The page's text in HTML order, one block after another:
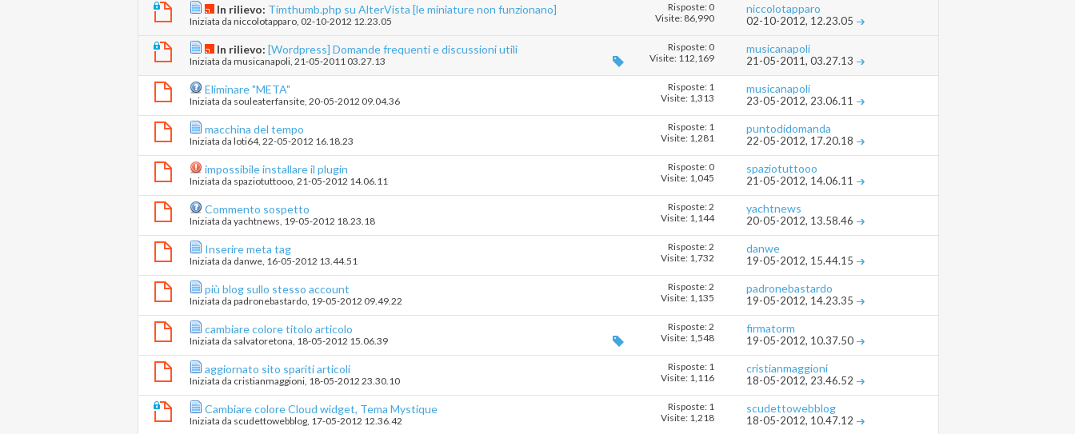
In rilievo: Timthumb.php su AlterVista [le miniature non funzionano]
Iniziata da niccolotapparo‎, 02-10-2012 12.23.05
Risposte: 0
Visite: 86,990
niccolotapparo
02-10-2012, 12.23.05
In rilievo: [Wordpress] Domande frequenti e discussioni utili
Iniziata da musicanapoli‎, 21-05-2011 03.27.13
Risposte: 0
Visite: 112,169
musicanapoli
21-05-2011, 03.27.13
Eliminare "META"
Iniziata da souleaterfansite‎, 20-05-2012 09.04.36
Risposte: 1
Visite: 1,313
musicanapoli
23-05-2012, 23.06.11
macchina del tempo
Iniziata da loti64‎, 22-05-2012 16.18.23
Risposte: 1
Visite: 1,281
puntodidomanda
22-05-2012, 17.20.18
impossibile installare il plugin
Iniziata da spaziotuttooo‎, 21-05-2012 14.06.11
Risposte: 0
Visite: 1,045
spaziotuttooo
21-05-2012, 14.06.11
Commento sospetto
Iniziata da yachtnews‎, 19-05-2012 18.23.18
Risposte: 2
Visite: 1,144
yachtnews
20-05-2012, 13.58.46
Inserire meta tag
Iniziata da danwe‎, 16-05-2012 13.44.51
Risposte: 2
Visite: 1,732
danwe
19-05-2012, 15.44.15
più blog sullo stesso account
Iniziata da padronebastardo‎, 19-05-2012 09.49.22
Risposte: 2
Visite: 1,135
padronebastardo
19-05-2012, 14.23.35
cambiare colore titolo articolo
Iniziata da salvatoretona‎, 18-05-2012 15.06.39
Risposte: 2
Visite: 1,548
firmatorm
19-05-2012, 10.37.50
aggiornato sito spariti articoli
Iniziata da cristianmaggioni‎, 18-05-2012 23.30.10
Risposte: 1
Visite: 1,116
cristianmaggioni
18-05-2012, 23.46.52
Cambiare colore Cloud widget, Tema Mystique
Iniziata da scudettowebblog‎, 17-05-2012 12.36.42
Risposte: 1
Visite: 1,218
scudettowebblog
18-05-2012, 10.47.12